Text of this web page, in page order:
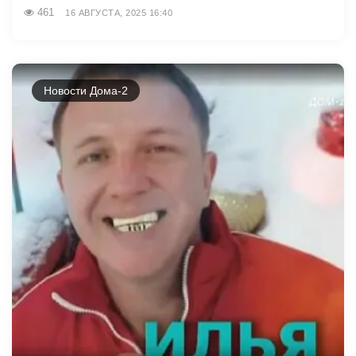
461 16 АВГУСТА, 2025 16:40
Новости Дома-2